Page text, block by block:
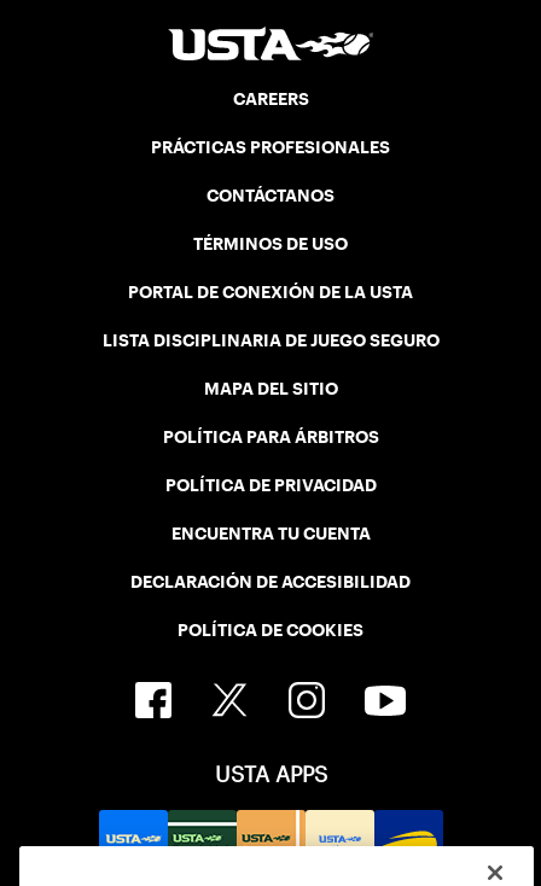
CAREERS
PRÁCTICAS PROFESIONALES
CONTÁCTANOS
TÉRMINOS DE USO
PORTAL DE CONEXIÓN DE LA USTA
LISTA DISCIPLINARIA DE JUEGO SEGURO
MAPA DEL SITIO
POLÍTICA PARA ÁRBITROS
POLÍTICA DE PRIVACIDAD
ENCUENTRA TU CUENTA
DECLARACIÓN DE ACCESIBILIDAD
POLÍTICA DE COOKIES
USTA APPS